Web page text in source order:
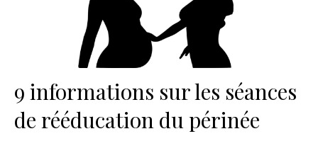
9 informations sur les séances
de rééducation du périnée